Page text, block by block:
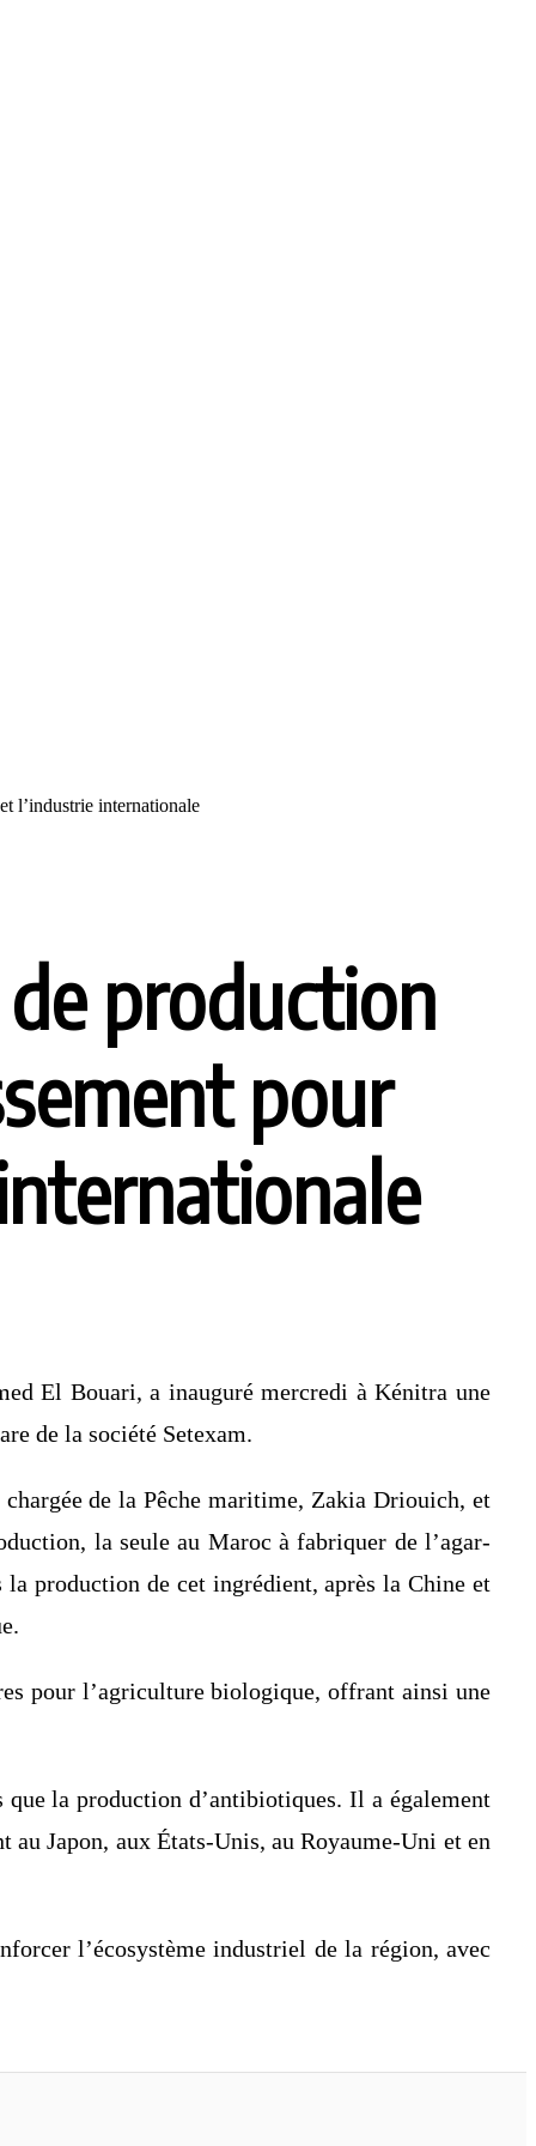
l’industrie internationale
production
pour
El Bouari, a inauguré mercredi à Kénitra une
de la société Setexam.
de la Pêche maritime, Zakia Driouich, et
la seule au Maroc à fabriquer de l’agar-
production de cet ingrédient, après la Chine et
pour l’agriculture biologique, offrant ainsi une
que la production d’antibiotiques. Il a également
Japon, aux États-Unis, au Royaume-Uni et en
l’écosystème industriel de la région, avec